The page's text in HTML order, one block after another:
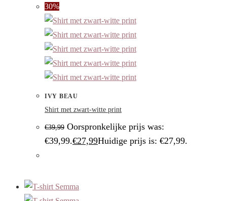
30%
IVY BEAU
Shirt met zwart-witte print
€39,99 Oorspronkelijke prijs was:
€39,99.€27,99Huidige prijs is: €27,99.